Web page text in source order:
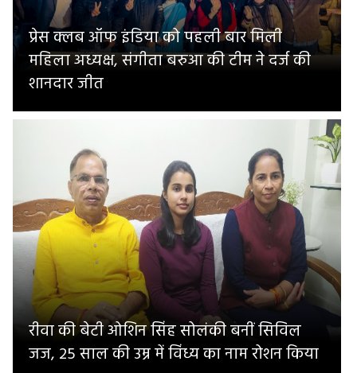
प्रेस क्लब ऑफ इंडिया को पहली बार मिली
महिला अध्यक्ष, संगीता बरुआ की टीम ने दर्ज की
शानदार जीत
रीवा की बेटी ओशिन सिंह सोलंकी बनीं सिविल
जज, 25 साल की उम्र में विंध्य का नाम रोशन किया